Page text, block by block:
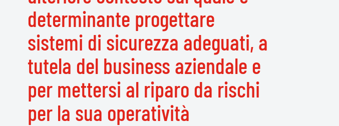
determinante progettare
sistemi di sicurezza adeguati, a
tutela del business aziendale e
per mettersi al riparo da rischi
per la sua operatività